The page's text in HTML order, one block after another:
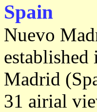
Spain
Nuevo
Madrid
31 airial